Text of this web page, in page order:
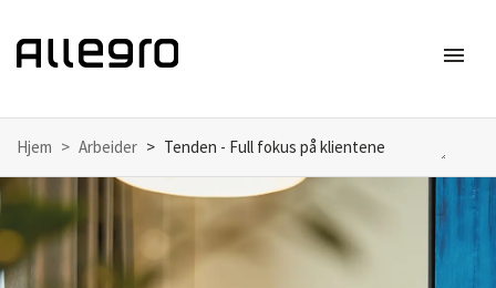
menu
Hjem Arbeider Tenden - Full fokus på klientene